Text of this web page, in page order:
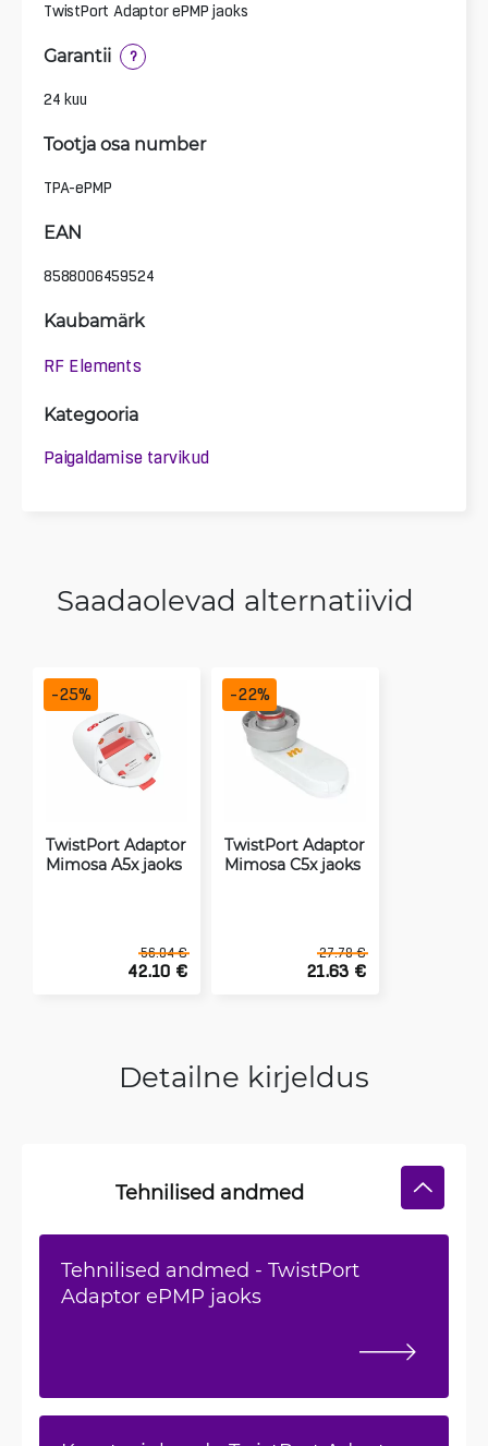
TwistPort Adaptor ePMP jaoks
Garantii ?
24 kuu
Tootja osa number
TPA-ePMP
EAN
8588006459524
Kaubamärk
RF Elements
Kategooria
Paigaldamise tarvikud
Saadaolevad alternatiivid
TwistPort Adaptor
Mimosa A5x jaoks
56.04 €
42.10 €
-25%
TwistPort Adaptor
Mimosa C5x jaoks
27.78 €
21.63 €
-22%
Detailne kirjeldus
Tehnilised andmed
Tehnilised andmed - TwistPort
Adaptor ePMP jaoks